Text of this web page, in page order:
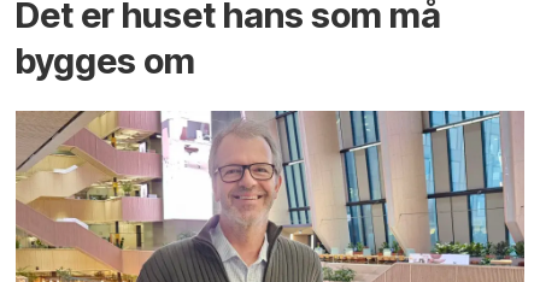
Det er huset hans som må
bygges om